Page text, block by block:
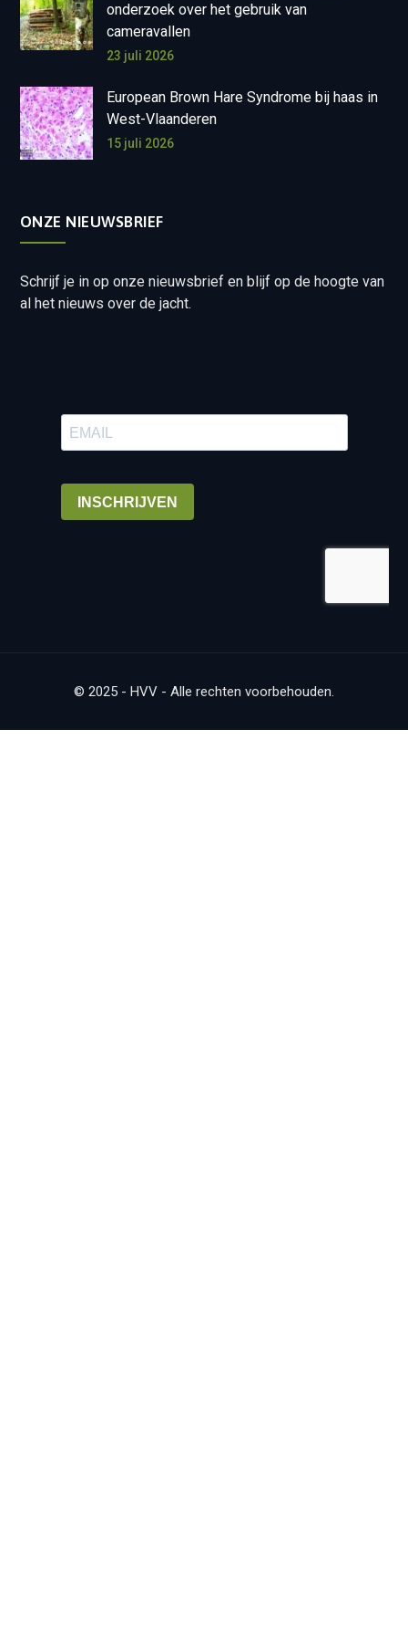
onderzoek over het gebruik van
cameravallen
23 juli 2026
European Brown Hare Syndrome bij haas in
West-Vlaanderen
15 juli 2026
ONZE NIEUWSBRIEF
Schrijf je in op onze nieuwsbrief en blijf op de hoogte van
al het nieuws over de jacht.
© 2025 - HVV - Alle rechten voorbehouden.